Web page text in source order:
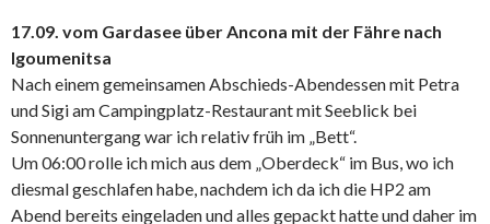
17.09. vom Gardasee über Ancona mit der Fähre nach
Igoumenitsa
Nach einem gemeinsamen Abschieds-Abendessen mit Petra
und Sigi am Campingplatz-Restaurant mit Seeblick bei
Sonnenuntergang war ich relativ früh im „Bett“.
Um 06:00 rolle ich mich aus dem „Oberdeck“ im Bus, wo ich
diesmal geschlafen habe, nachdem ich da ich die HP2 am
Abend bereits eingeladen und alles gepackt hatte und daher im